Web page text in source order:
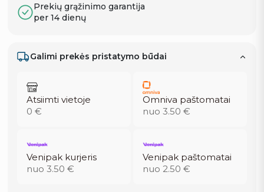
Prekių grąžinimo garantija
per 14 dienų
Galimi prekės pristatymo būdai
Atsiimti vietoje
0 €
Omniva paštomatai
nuo 3.50 €
Venipak kurjeris
nuo 3.50 €
Venipak paštomatai
nuo 2.50 €